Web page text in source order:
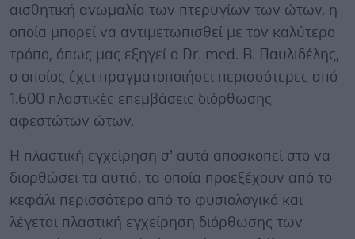
αισθητική ανωμαλία των πτερυγίων των ώτων, η
οποία μπορεί να αντιμετωπισθεί με τον καλύτερο
τρόπο, όπως μας εξηγεί ο Dr. med. B. Παυλιδέλης,
ο οποίος έχει πραγματοποιήσει περισσότερες από
1.600 πλαστικές επεμβάσεις διόρθωσης
αφεστώτων ώτων.
H πλαστική εγχείρηση σ’ αυτά αποσκοπεί στο να
διορθώσει τα αυτιά, τα οποία προεξέχουν από το
κεφάλι περισσότερο από το φυσιολογικό και
λέγεται πλαστική εγχείρηση διόρθωσης των